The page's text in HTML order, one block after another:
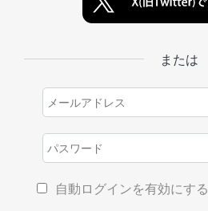
または
自動ログインを有効にする